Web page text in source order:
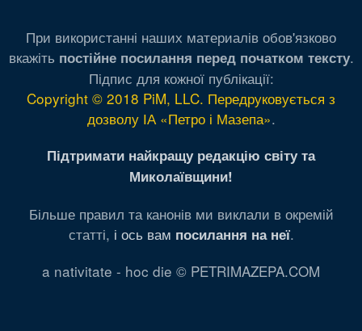
При використанні наших материалів обов'язково
вкажіть постійне посилання перед початком тексту.
Підпис для кожної публікації:
Copyright © 2018 PiM, LLC. Передруковується з
дозволу ІА «Петро і Мазепа».
Підтримати найкращу редакцію світу та
Миколаївщини!
Більше правил та канонів ми виклали в окремій
статті, і ось вам посилання на неї.
a nativitate - hoc die © PETRIMAZEPA.COM